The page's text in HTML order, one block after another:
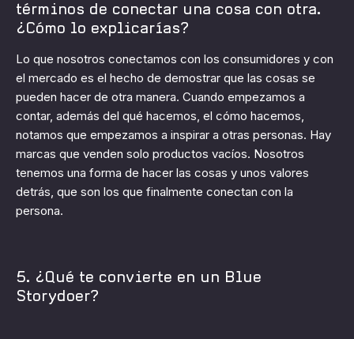
términos de conectar una cosa con otra.
¿Cómo lo explicarías?
Lo que nosotros conectamos con los consumidores y con
el mercado es el hecho de demostrar que las cosas se
pueden hacer de otra manera. Cuando empezamos a
contar, además del qué hacemos, el cómo hacemos,
notamos que empezamos a inspirar a otras personas. Hay
marcas que venden solo productos vacíos. Nosotros
tenemos una forma de hacer las cosas y unos valores
detrás, que son los que finalmente conectan con la
persona.
5. ¿Qué te convierte en un Blue
Storydoer?